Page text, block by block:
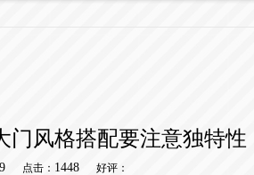
门风格搭配要注意独特性
点击： 1448 好评：